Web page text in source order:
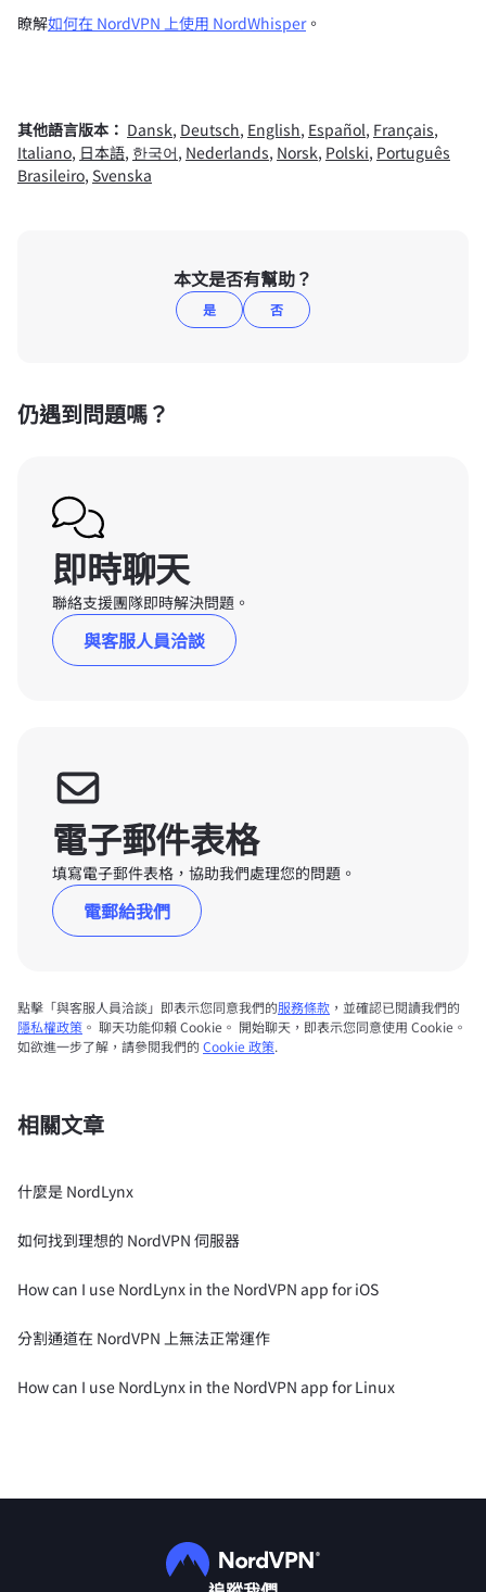
瞭解如何在 NordVPN 上使用 NordWhisper。
其他語言版本： Dansk, Deutsch, English, Español, Français,
Italiano, 日本語, 한국어, Nederlands, Norsk, Polski, Português
Brasileiro, Svenska
本文是否有幫助？
是 否
仍遇到問題嗎？
即時聊天
聯絡支援團隊即時解決問題。
與客服人員洽談
電子郵件表格
填寫電子郵件表格，協助我們處理您的問題。
電郵給我們
點擊「與客服人員洽談」即表示您同意我們的服務條款 ，並確認已閱讀我們的
隱私權政策 。 聊天功能仰賴 Cookie。 開始聊天，即表示您同意使用 Cookie。
如欲進一步了解，請參閱我們的 Cookie 政策.
相關文章
什麼是 NordLynx
如何找到理想的 NordVPN 伺服器
How can I use NordLynx in the NordVPN app for iOS
分割通道在 NordVPN 上無法正常運作
How can I use NordLynx in the NordVPN app for Linux